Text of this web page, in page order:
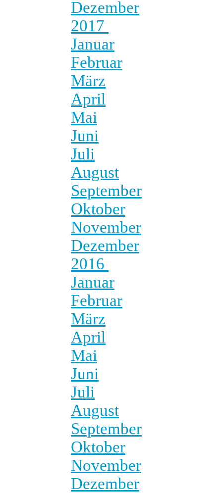
Dezember
2017
Januar
Februar
März
April
Mai
Juni
Juli
August
September
Oktober
November
Dezember
2016
Januar
Februar
März
April
Mai
Juni
Juli
August
September
Oktober
November
Dezember